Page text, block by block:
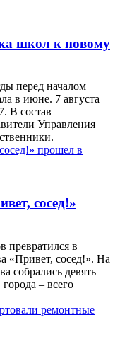
школ к новому
перед началом
в июне. 7 августа
В состав
Управления
сосед!»
превратился в
«Привет, сосед!». На
собрались девять
– всего